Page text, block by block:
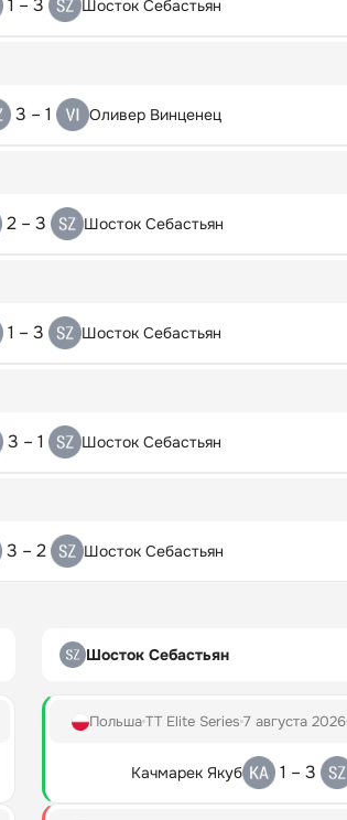
1 – 3 Шосток Себастьян
3 – 1 Оливер Винценец
2 – 3 Шосток Себастьян
1 – 3 Шосток Себастьян
3 – 1 Шосток Себастьян
3 – 2 Шосток Себастьян
Шосток Себастьян
ПольшаTT Elite Series 7 августа 2026
Качмарек Якуб 1 – 3